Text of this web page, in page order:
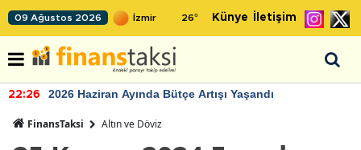
09 Ağustos 2026 26° Künye İletişim
22:26 2026 Haziran Ayında Bütçe Artışı Yaşandı
FinansTaksi Altın ve Döviz